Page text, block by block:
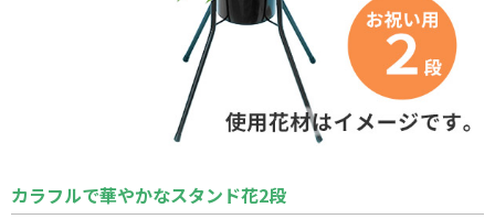
カラフルで華やかなスタンド花2段